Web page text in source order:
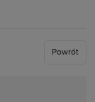
Powrót